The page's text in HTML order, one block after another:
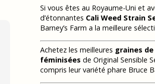
Si vous êtes au Royaume-Uni et
d’étonnantes Cali Weed Strain
Barney’s Farm a la meilleure
Achetez les meilleures graines
féminisées de Original Sensible
compris leur variété phare Bruce